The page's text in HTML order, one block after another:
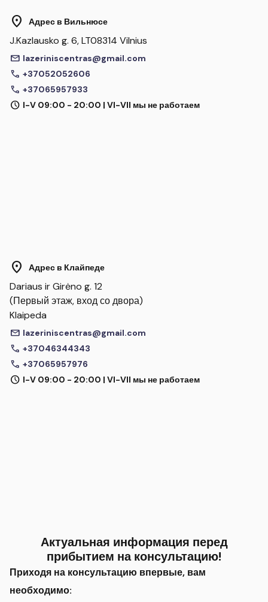
location_on Адрес в Вильнюсе
J.Kazlausko g. 6, LT08314 Vilnius
mail lazeriniscentras@gmail.com
call +37052052606
call +37065957933
schedule I-V 09:00 - 20:00 | VI-VII мы не работаем
location_on Адрес в Клайпеде
Dariaus ir Girėno g. 12
(Первый этаж, вход со двора)
Klaipeda
mail lazeriniscentras@gmail.com
call +37046344343
call +37065957976
schedule I-V 09:00 - 20:00 | VI-VII мы не работаем
Актуальная информация перед
прибытием на консультацию!
Приходя на консультацию впервые, вам
необходимо: